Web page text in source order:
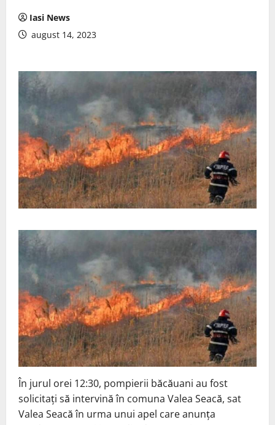
Iasi News
august 14, 2023
În jurul orei 12:30, pompierii băcăuani au fost
solicitați să intervină în comuna Valea Seacă, sat
Valea Seacă în urma unui apel care anunța